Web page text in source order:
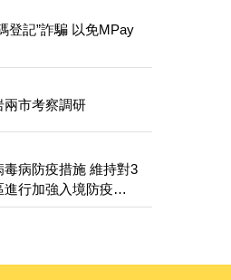
登記”詐騙 以免MPay
兩市考察調研
病防疫措施 維持對3
行加強入境防疫措